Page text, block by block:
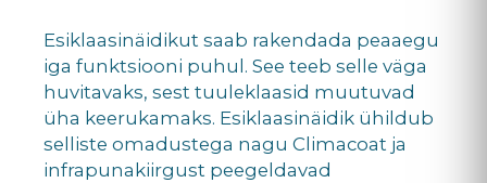
Esiklaasinäidikut saab rakendada peaaegu
iga funktsiooni puhul. See teeb selle väga
huvitavaks, sest tuuleklaasid muutuvad
üha keerukamaks. Esiklaasinäidik ühildub
selliste omadustega nagu Climacoat ja
infrapunakiirgust peegeldavad